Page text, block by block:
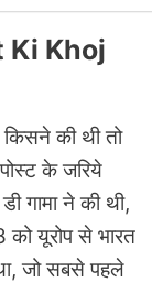
Ki Khoj
की थी तो
के जरिये
गामा ने की थी,
यूरोप से भारत
जो सबसे पहले